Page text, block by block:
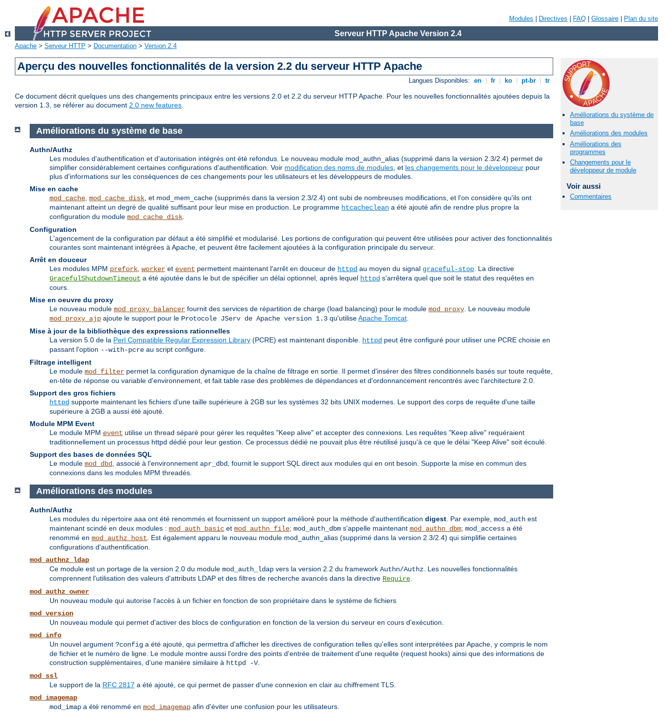
Modules Directives FAQ Glossaire Plan du site
Serveur HTTP Apache Version 2.4
Apache > Serveur HTTP > Documentation > Version 2.4
Aperçu des nouvelles fonctionnalités de la version 2.2 du serveur HTTP Apache
Langues Disponibles: en fr ko pt-br tr
Ce document décrit quelques uns des changements principaux entre les versions 2.0 et 2.2 du serveur HTTP Apache. Pour les nouvelles fonctionnalités ajoutées depuis la
version 1.3, se référer au document 2.0 new features.
Améliorations du système de
base
Améliorations des modules
Améliorations des
programmes
Changements pour le
développeur de module
Voir aussi
Commentaires
Améliorations du système de base
Authn/Authz
Les modules d'authentification et d'autorisation intégrés ont été refondus. Le nouveau module mod_authn_alias (supprimé dans la version 2.3/2.4) permet de
simplifier considérablement certaines configurations d'authentification. Voir modification des noms de modules , et les changements pour le développeur pour
plus d'informations sur les conséquences de ces changements pour les utilisateurs et les développeurs de modules.
Mise en cache
mod_cache mod_cache_disk , et mod_mem_cache (supprimés dans la version 2.3/2.4) ont subi de nombreuses modifications, et l'on considère qu'ils ont
maintenant atteint un degré de qualité suffisant pour leur mise en production. Le programme htcacheclean a été ajouté afin de rendre plus propre la
configuration du module mod_cache_disk
Configuration
L'agencement de la configuration par défaut a été simplifié et modularisé. Les portions de configuration qui peuvent être utilisées pour activer des fonctionnalités
courantes sont maintenant intégrées à Apache, et peuvent être facilement ajoutées à la configuration principale du serveur.
Arrêt en douceur
Les modules MPM prefork worker et event permettent maintenant l'arrêt en douceur de httpd au moyen du signal graceful-stop . La directive
GracefulShutdownTimeout a été ajoutée dans le but de spécifier un délai optionnel, après lequel httpd s'arrêtera quel que soit le statut des requêtes en
cours.
Mise en oeuvre du proxy
Le nouveau module mod_proxy_balancer fournit des services de répartition de charge (load balancing) pour le module mod_proxy . Le nouveau module
mod_proxy_ajp ajoute le support pour le Protocole JServ de Apache version 1.3 qu'utiliseApache Tomcat
Mise à jour de la bibliothèque des expressions rationnelles
La version 5.0 de la Perl Compatible Regular Expression Library (PCRE) est maintenant disponible. httpd peut être configuré pour utiliser une PCRE choisie en
passant l'option --with-pcre au script configure.
Filtrage intelligent
Le module mod_filter permet la configuration dynamique de la chaîne de filtrage en sortie. Il permet d'insérer des filtres conditionnels basés sur toute requête,
en-tête de réponse ou variable d'environnement, et fait table rase des problèmes de dépendances et d'ordonnancement rencontrés avec l'architecture 2.0.
Support des gros fichiers
httpd supporte maintenant les fichiers d'une taille supérieure à 2GB sur les systèmes 32 bits UNIX modernes. Le support des corps de requête d'une taille
supérieure à 2GB a aussi été ajouté.
Module MPM Event
Le module MPM event utilise un thread séparé pour gérer les requêtes "Keep alive" et accepter des connexions. Les requêtes "Keep alive" requéraient
traditionnellement un processus httpd dédié pour leur gestion. Ce processus dédié ne pouvait plus être réutilisé jusqu'à ce que le délai "Keep Alive" soit écoulé.
Support des bases de données SQL
Le module mod_dbd , associé à l'environnement apr_dbd
, fournit le support SQL direct aux modules qui en ont besoin. Supporte la mise en commun des
connexions dans les modules MPM threadés.
Améliorations des modules
Authn/Authz
Les modules du répertoire aaa ont été renommés et fournissent un support amélioré pour la méthode d'authentification digest . Par exemple, mod_auth est
maintenant scindé en deux modules : mod_auth_basic et mod_authn_file; mod_auth_dbm s'appelle maintenant mod_authn_dbm; mod_access a été
renommé en mod_authz_host . Est également apparu le nouveau module mod_authn_alias (supprimé dans la version 2.3/2.4) qui simplifie certaines
configurations d'authentification.
mod_authnz_ldap
Ce module est un portage de la version 2.0 du module mod_auth_ldap vers la version 2.2 du framework Authn/Authz . Les nouvelles fonctionnalités
comprennent l'utilisation des valeurs d'attributs LDAP et des filtres de recherche avancés dans la directive Require
mod_authz_owner
Un nouveau module qui autorise l'accès à un fichier en fonction de son propriétaire dans le système de fichiers
mod_version
Un nouveau module qui permet d'activer des blocs de configuration en fonction de la version du serveur en cours d'exécution.
mod_info
Un nouvel argument ?config a été ajouté, qui permettra d'afficher les directives de configuration telles qu'elles sont interprétées par Apache, y compris le nom
de fichier et le numéro de ligne. Le module montre aussi l'ordre des points d'entrée de traitement d'une requête (request hooks) ainsi que des informations de
construction supplémentaires, d'une manière similaire à httpd -V.
mod_ssl
Le support de la RFC 2817 a été ajouté, ce qui permet de passer d'une connexion en clair au chiffrement TLS.
mod_imagemap
mod_imap a été renommé en mod_imagemap afin d'éviter une confusion pour les utilisateurs.